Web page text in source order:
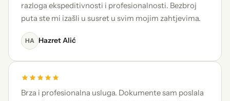
razloga ekspeditivnosti i profesionalnosti. Bezbroj
puta ste mi izašli u susret u svim mojim zahtjevima.
HA Hazret Alić
Brza i profesionalna usluga. Dokumente sam poslala